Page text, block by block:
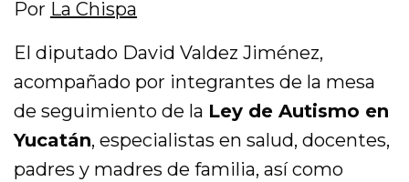
Por La Chispa
El diputado David Valdez Jiménez,
acompañado por integrantes de la mesa
de seguimiento de la Ley de Autismo en
Yucatán, especialistas en salud, docentes,
padres y madres de familia, así como